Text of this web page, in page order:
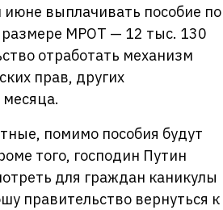
июне выплачивать пособие по
размере МРОТ — 12 тыс. 130
отработать механизм
прав, других
помимо пособия будут
того, господин Путин
для граждан каникулы
правительство вернуться к